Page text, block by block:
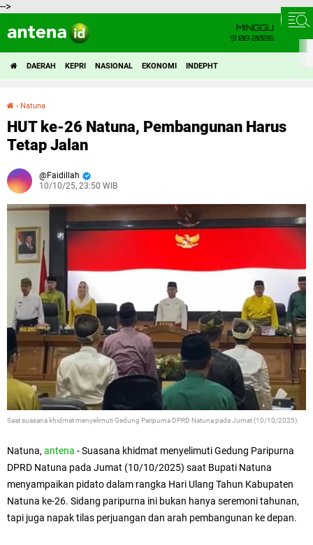
-->
MINGGU
9 08 2026
DAERAH KEPRI NASIONAL EKONOMI INDEPHT
› Natuna
HUT ke-26 Natuna, Pembangunan Harus
Tetap Jalan
Faidillah
10/10/25, 23:50 WIB
Saat suasana khidmat menyelimuti Gedung Paripurna DPRD Natuna pada Jumat (10/10/2025).
Natuna, antena - Suasana khidmat menyelimuti Gedung Paripurna
DPRD Natuna pada Jumat (10/10/2025) saat Bupati Natuna
menyampaikan pidato dalam rangka Hari Ulang Tahun Kabupaten
Natuna ke-26. Sidang paripurna ini bukan hanya seremoni tahunan,
tapi juga napak tilas perjuangan dan arah pembangunan ke depan.